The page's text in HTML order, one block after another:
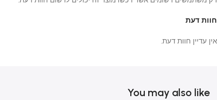
חוות דעת
אין עדיין חוות דעת.
You may also like